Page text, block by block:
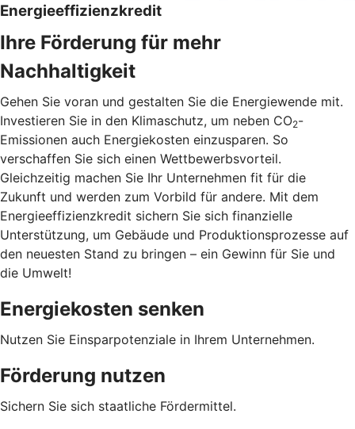
Energieeffizienzkredit
Ihre Förderung für mehr
Nachhaltigkeit
Gehen Sie voran und gestalten Sie die Energiewende mit.
Investieren Sie in den Klimaschutz, um neben CO2-
Emissionen auch Energiekosten einzusparen. So
verschaffen Sie sich einen Wettbewerbsvorteil.
Gleichzeitig machen Sie Ihr Unternehmen fit für die
Zukunft und werden zum Vorbild für andere. Mit dem
Energieeffizienzkredit sichern Sie sich finanzielle
Unterstützung, um Gebäude und Produktionsprozesse auf
den neuesten Stand zu bringen – ein Gewinn für Sie und
die Umwelt!
Energiekosten senken
Nutzen Sie Einsparpotenziale in Ihrem Unternehmen.
Förderung nutzen
Sichern Sie sich staatliche Fördermittel.